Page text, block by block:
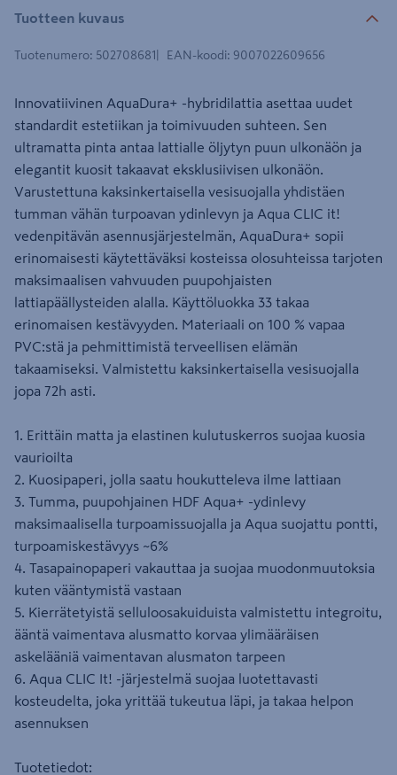
Tuotteen kuvaus
Tuotenumero: 502708681 EAN-koodi: 9007022609656
Innovatiivinen AquaDura+ -hybridilattia asettaa uudet
standardit estetiikan ja toimivuuden suhteen. Sen
ultramatta pinta antaa lattialle öljytyn puun ulkonäön ja
elegantit kuosit takaavat eksklusiivisen ulkonäön.
Varustettuna kaksinkertaisella vesisuojalla yhdistäen
tumman vähän turpoavan ydinlevyn ja Aqua CLIC it!
vedenpitävän asennusjärjestelmän, AquaDura+ sopii
erinomaisesti käytettäväksi kosteissa olosuhteissa tarjoten
maksimaalisen vahvuuden puupohjaisten
lattiapäällysteiden alalla. Käyttöluokka 33 takaa
erinomaisen kestävyyden. Materiaali on 100 % vapaa
PVC:stä ja pehmittimistä terveellisen elämän
takaamiseksi. Valmistettu kaksinkertaisella vesisuojalla
jopa 72h asti.
1. Erittäin matta ja elastinen kulutuskerros suojaa kuosia
vaurioilta
2. Kuosipaperi, jolla saatu houkutteleva ilme lattiaan
3. Tumma, puupohjainen HDF Aqua+ -ydinlevy
maksimaalisella turpoamissuojalla ja Aqua suojattu pontti,
turpoamiskestävyys ~6%
4. Tasapainopaperi vakauttaa ja suojaa muodonmuutoksia
kuten vääntymistä vastaan
5. Kierrätetyistä selluloosakuiduista valmistettu integroitu,
ääntä vaimentava alusmatto korvaa ylimääräisen
askelääniä vaimentavan alusmaton tarpeen
6. Aqua CLIC It! -järjestelmä suojaa luotettavasti
kosteudelta, joka yrittää tukeutua läpi, ja takaa helpon
asennuksen
Tuotetiedot: